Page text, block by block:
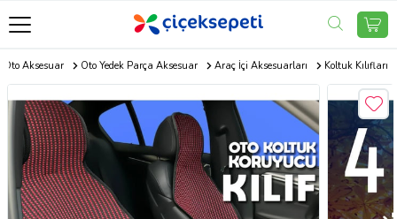
Oto Aksesuar Oto Yedek Parça Aksesuar Araç İçi Aksesuarları Koltuk Kılıfları